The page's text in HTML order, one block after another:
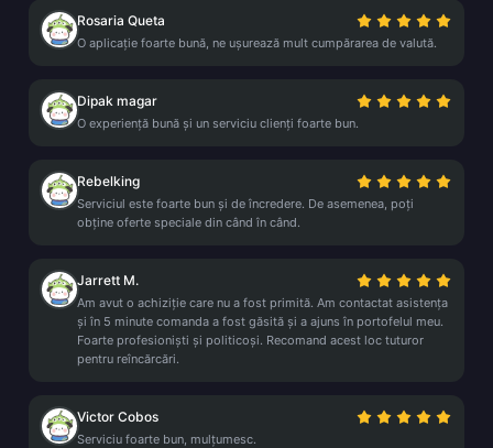
Rosaria Queta
O aplicație foarte bună, ne ușurează mult cumpărarea de valută.
Dipak magar
O experiență bună și un serviciu clienți foarte bun.
Rebelking
Serviciul este foarte bun și de încredere. De asemenea, poți
obține oferte speciale din când în când.
Jarrett M.
Am avut o achiziție care nu a fost primită. Am contactat asistența
și în 5 minute comanda a fost găsită și a ajuns în portofelul meu.
Foarte profesioniști și politicoși. Recomand acest loc tuturor
pentru reîncărcări.
Victor Cobos
Serviciu foarte bun, mulțumesc.